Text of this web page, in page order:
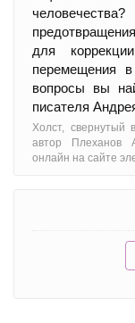
для
перемещения
вопросы вы
писателя
Холст, свернутый
автор Плеханов
онлайн на сайте